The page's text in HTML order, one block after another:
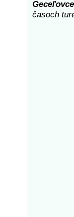
Geceľovce
časoch